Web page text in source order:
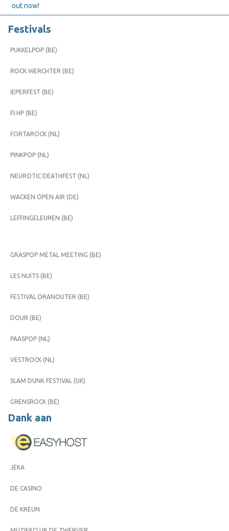
out now!
Festivals
PUKKELPOP (BE)
ROCK WERCHTER (BE)
IEPERFEST (BE)
FI:HP (BE)
FORTAROCK (NL)
PINKPOP (NL)
NEUROTIC DEATHFEST (NL)
WACKEN OPEN AIR (DE)
LEFFINGELEUREN (BE)
GRASPOP METAL MEETING (BE)
LES NUITS (BE)
FESTIVAL DRANOUTER (BE)
DOUR (BE)
PAASPOP (NL)
VESTROCK (NL)
SLAM DUNK FESTIVAL (UK)
GRENSROCK (BE)
Dank aan
JEKA
DE CASINO
DE KREUN